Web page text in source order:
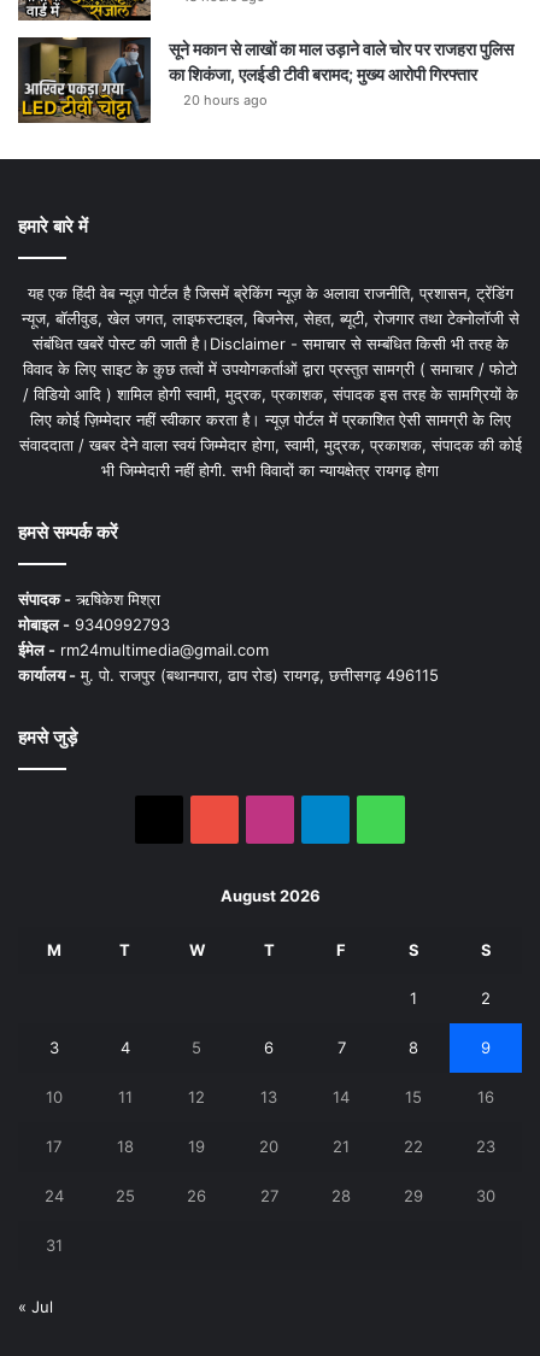
सूने मकान से लाखों का माल उड़ाने वाले चोर पर राजहरा पुलिस
का शिकंजा, एलईडी टीवी बरामद; मुख्य आरोपी गिरफ्तार
20 hours ago
हमारे बारे में
यह एक हिंदी वेब न्यूज़ पोर्टल है जिसमें ब्रेकिंग न्यूज़ के अलावा राजनीति, प्रशासन, ट्रेंडिंग
न्यूज, बॉलीवुड, खेल जगत, लाइफस्टाइल, बिजनेस, सेहत, ब्यूटी, रोजगार तथा टेक्नोलॉजी से
संबंधित खबरें पोस्ट की जाती है।Disclaimer - समाचार से सम्बंधित किसी भी तरह के
विवाद के लिए साइट के कुछ तत्वों में उपयोगकर्ताओं द्वारा प्रस्तुत सामग्री ( समाचार / फोटो
/ विडियो आदि ) शामिल होगी स्वामी, मुद्रक, प्रकाशक, संपादक इस तरह के सामग्रियों के
लिए कोई ज़िम्मेदार नहीं स्वीकार करता है। न्यूज़ पोर्टल में प्रकाशित ऐसी सामग्री के लिए
संवाददाता / खबर देने वाला स्वयं जिम्मेदार होगा, स्वामी, मुद्रक, प्रकाशक, संपादक की कोई
भी जिम्मेदारी नहीं होगी. सभी विवादों का न्यायक्षेत्र रायगढ़ होगा
हमसे सम्पर्क करें
संपादक -ऋषिकेश मिश्रा
मोबाइल - 9340992793
ईमेल - rm24multimedia@gmail.com
कार्यालय -मु. पो. राजपुर (बथानपारा, ढाप रोड) रायगढ़, छत्तीसगढ़ 496115
हमसे जुड़े
August 2026
M T W T F S S
1 2
3 4 5 6 7 8 9
10 11 12 13 14 15 16
17 18 19 20 21 22 23
24 25 26 27 28 29 30
31
« Jul